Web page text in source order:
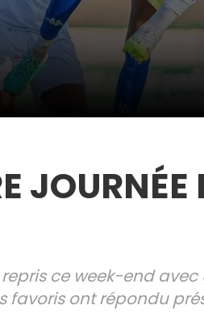
JOURNÉE
ce week-end avec
favoris ont répondu